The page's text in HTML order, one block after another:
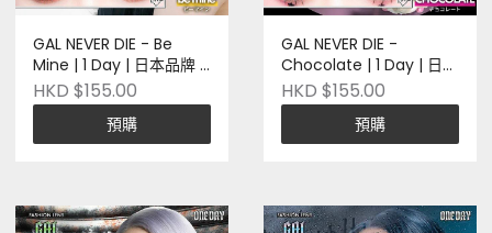
GAL NEVER DIE - Be
Mine | 1 Day | 日本品牌 |
Pre-order
HKD $155.00
預購
GAL NEVER DIE -
Chocolate | 1 Day | 日本
品牌 | Pre-order
HKD $155.00
預購